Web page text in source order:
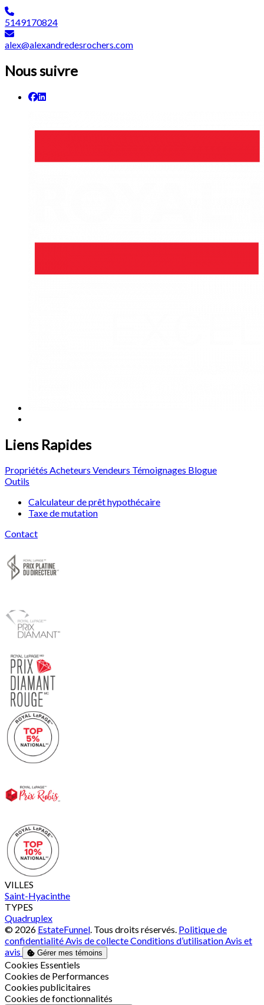
5149170824
alex@alexandredesrochers.com
Nous suivre
Liens Rapides
Propriétés Acheteurs Vendeurs Témoignages Blogue
Outils
Calculateur de prêt hypothécaire
Taxe de mutation
Contact
VILLES
Saint-Hyacinthe
TYPES
Quadruplex
© 2026 EstateFunnel. Tous droits réservés. Politique de
confidentialitéAvis de collecteConditions d’utilisationAvis et
avis
Gérer mes témoins
Activer
Cookies Essentiels
Activer
Cookies de Performances
Activer
Cookies publicitaires
Activer
Cookies de fonctionnalités